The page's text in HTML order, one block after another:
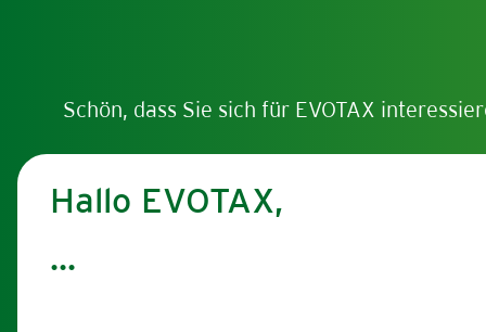
Schön, dass Sie sich für EVOTAX
Hallo EVOTAX,